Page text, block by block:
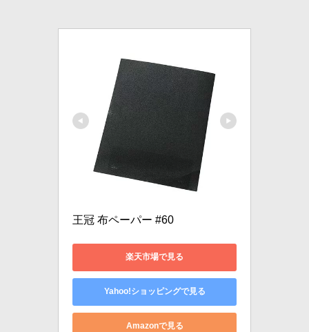
王冠 布ペーパー #60
楽天市場で見る
Yahoo!ショッピングで見る
Amazonで見る